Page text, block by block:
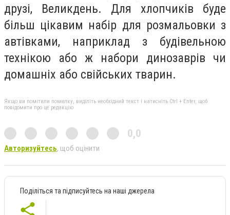
друзі, Великдень. Для хлопчиків буде
більш цікавим набір для розмальовки з
автівками, наприклад з будівельною
технікою або ж набори динозаврів чи
домашніх або свійських тварин.
Якщо ви помітили помилку, виділіть необхідний текст і натисніть Ctrl + Enter, щоб
повідомити про це редакцію
0,0
Авторизуйтесь, щоб оцінити
Поділіться та підписуйтесь на наші джерела